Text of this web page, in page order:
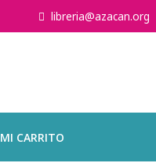
libreria@azacan.org
MI CARRITO